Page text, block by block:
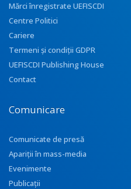
Mărci înregistrate UEFISCDI
Centre Politici
Cariere
Termeni și condiții GDPR
UEFISCDI Publishing House
Contact
Comunicare
Comunicate de presă
Apariţii în mass-media
Evenimente
Publicații